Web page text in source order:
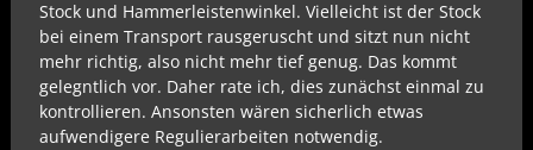
Stock und Hammerleistenwinkel. Vielleicht ist der Stock
bei einem Transport rausgeruscht und sitzt nun nicht
mehr richtig, also nicht mehr tief genug. Das kommt
gelegntlich vor. Daher rate ich, dies zunächst einmal zu
kontrollieren. Ansonsten wären sicherlich etwas
aufwendigere Regulierarbeiten notwendig.